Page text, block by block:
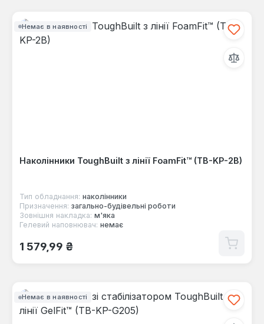
Немає в наявності
Наколінники ToughBuilt з лінії FoamFit™ (TB-KP-2B)
Тип обладнання: наколінники
Призначення: загально-будівельні роботи
Зовнішня накладка: м'яка
Гелевий наповнювач: немає
Звичайна ціна:
1 579,99 ₴
Немає в наявності